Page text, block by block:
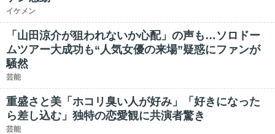
イケメン
「山田涼介が狙われないか心配」の声も…ソロドー
ムツアー大成功も“人気女優の来場”疑惑にファンが
騒然
芸能
重盛さと美「ホコリ臭い人が好み」「好きになった
ら差し込む」独特の恋愛観に共演者驚き
芸能